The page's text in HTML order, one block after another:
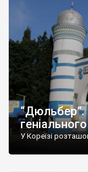
“Дюльбер”.
У Кореїзі